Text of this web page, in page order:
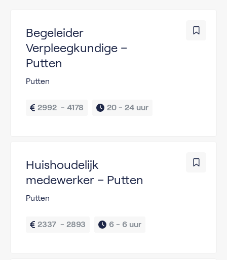
Begeleider
Verpleegkundige –
Putten
Putten
2992  - 4178 20 - 24 uur
Huishoudelijk
medewerker – Putten
Putten
2337  - 2893 6 - 6 uur